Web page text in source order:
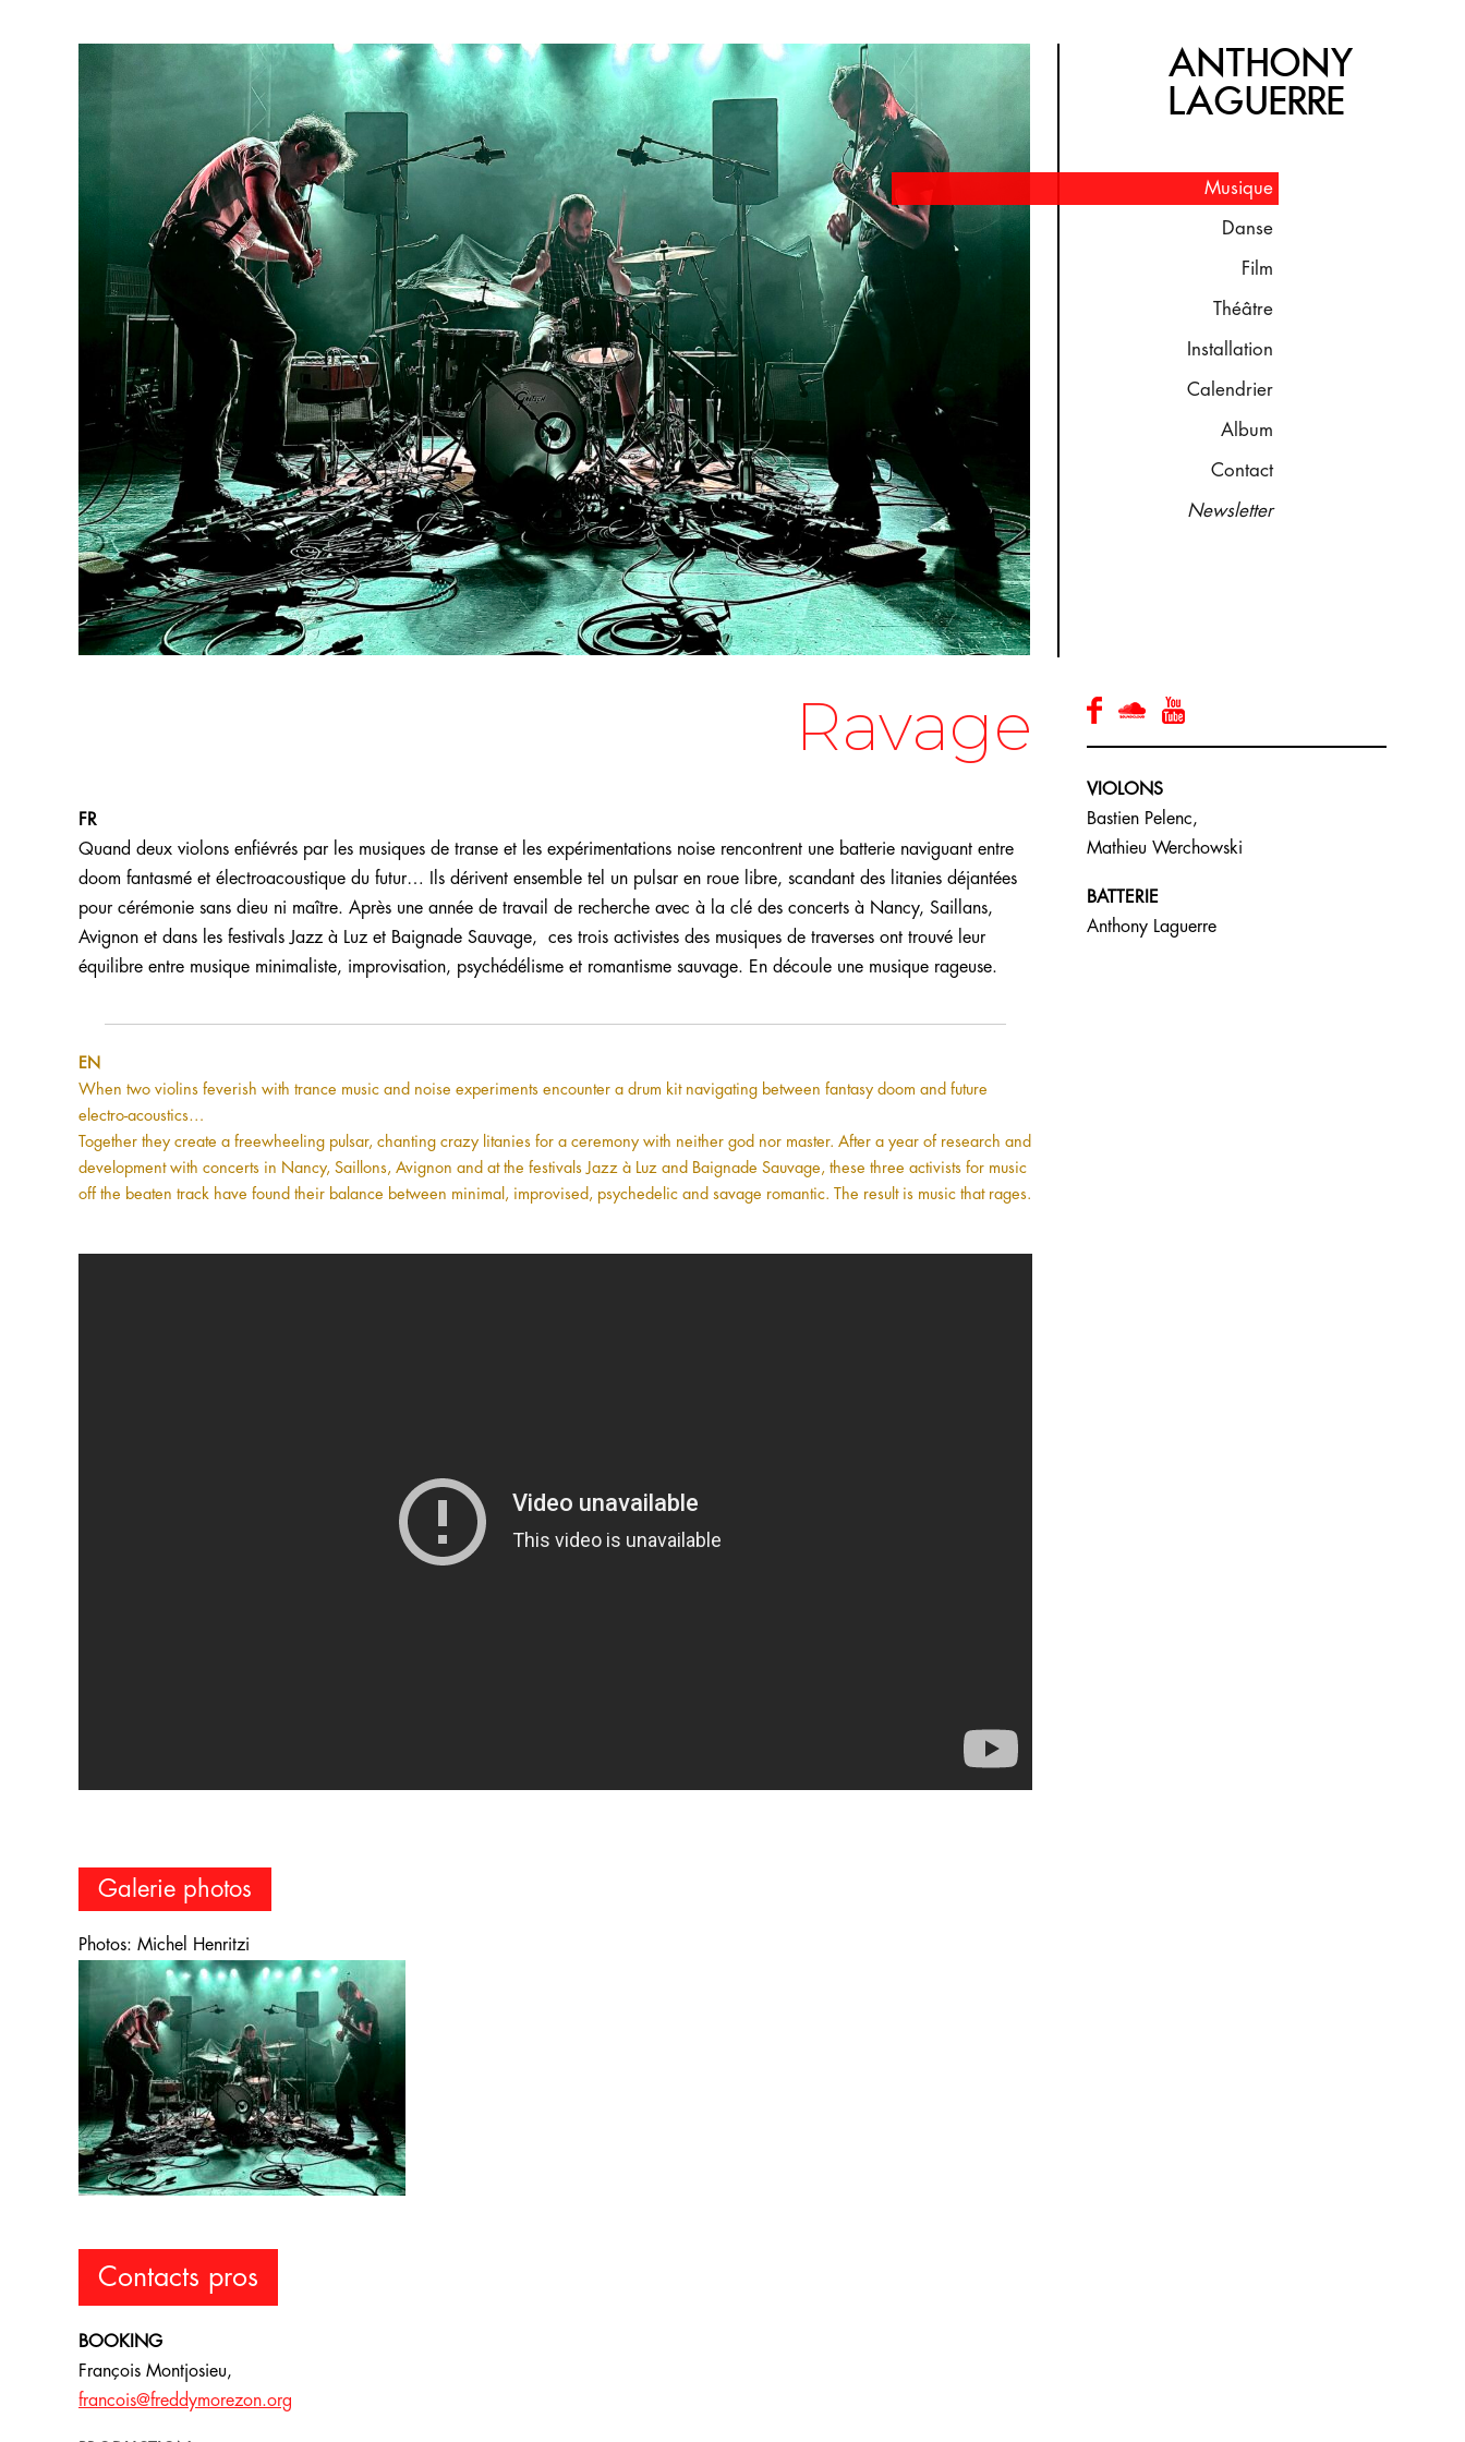
ANTHONY
LAGUERRE
Musique
Danse
Film
Théâtre
Installation
Calendrier
Album
Contact
Newsletter
Ravage
FR
Quand deux violons enfiévrés par les musiques de transe et les expérimentations noise rencontrent une batterie naviguant entre
doom fantasmé et électroacoustique du futur… Ils dérivent ensemble tel un pulsar en roue libre, scandant des litanies déjantées
pour cérémonie sans dieu ni maître. Après une année de travail de recherche avec à la clé des concerts à Nancy, Saillans,
Avignon et dans les festivals Jazz à Luz et Baignade Sauvage, ces trois activistes des musiques de traverses ont trouvé leur
équilibre entre musique minimaliste, improvisation, psychédélisme et romantisme sauvage. En découle une musique rageuse.
EN
When two violins feverish with trance music and noise experiments encounter a drum kit navigating between fantasy doom and future
electro-acoustics…
Together they create a freewheeling pulsar, chanting crazy litanies for a ceremony with neither god nor master. After a year of research and
development with concerts in Nancy, Saillons, Avignon and at the festivals Jazz à Luz and Baignade Sauvage, these three activists for music
off the beaten track have found their balance between minimal, improvised, psychedelic and savage romantic. The result is music that rages.
Galerie photos
Photos: Michel Henritzi
Contacts pros
BOOKING
François Montjosieu,
francois@freddymorezon.org
VIOLONS
Bastien Pelenc,
Mathieu Werchowski
BATTERIE
Anthony Laguerre